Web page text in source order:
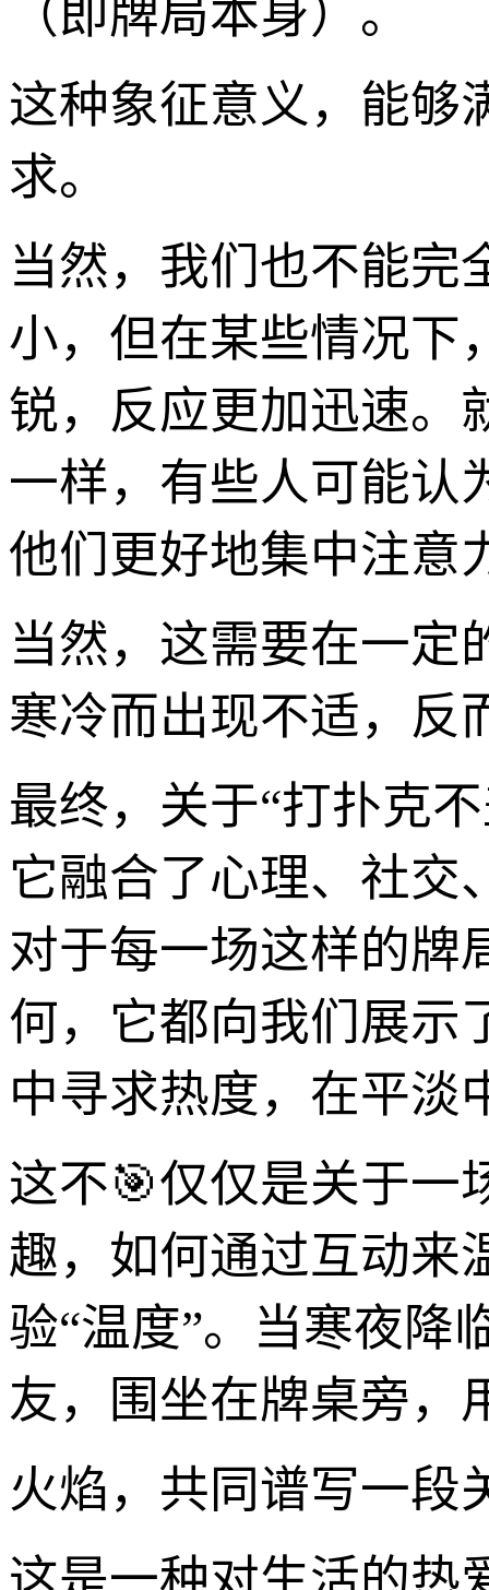
（即牌局本身）。
这种象征意义，能够
求。
当然，我们也不能完
小，但在某些情况下
锐，反应更加迅速。
一样，有些人可能认
他们更好地集中注意
当然，这需要在一定
寒冷而出现不适，反
最终，关于“打扑克
它融合了心理、社交
对于每一场这样的牌
何，它都向我们展示
中寻求热度，在平淡
这不🎯仅仅是关于一
趣，如何通过互动来
验“温度”。当寒夜降
友，围坐在牌桌旁，
火焰，共同谱写一段